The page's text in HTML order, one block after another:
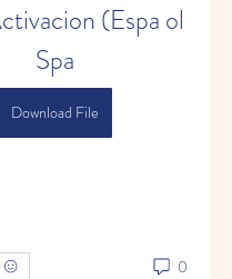
(Espa ol
Spa
Download File
0